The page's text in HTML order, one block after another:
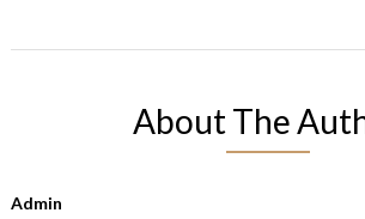
About The
Admin